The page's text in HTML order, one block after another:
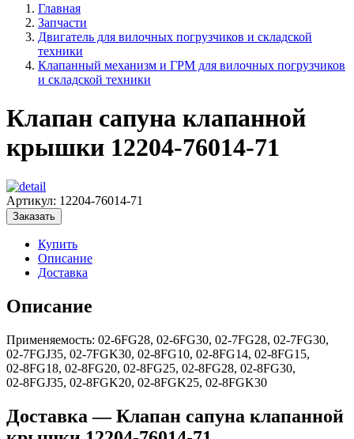
Главная
Запчасти
Двигатель для вилочных погрузчиков и складской
техники
Клапанный механизм и ГРМ для вилочных погрузчиков
и складской техники
Клапан сапуна клапанной
крышки 12204-76014-71
Артикул: 12204-76014-71
Заказать
Купить
Описание
Доставка
Описание
Применяемость: 02‑6FG28, 02‑6FG30, 02‑7FG28, 02‑7FG30,
02‑7FGJ35, 02‑7FGK30, 02‑8FG10, 02‑8FG14, 02‑8FG15,
02‑8FG18, 02‑8FG20, 02‑8FG25, 02‑8FG28, 02‑8FG30,
02‑8FGJ35, 02‑8FGK20, 02‑8FGK25, 02‑8FGK30
Доставка — Клапан сапуна клапанной